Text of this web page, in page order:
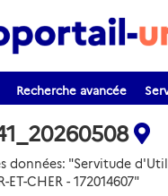
Recherche avancée
données: "Servitude
CHER - 172014607"